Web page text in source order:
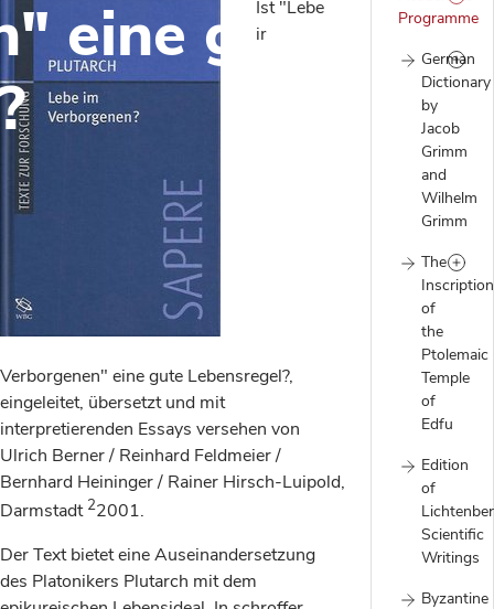
eine gute
Programme
German
Dictionary
by
Jacob
Grimm
and
Wilhelm
Grimm
The
of
the
Ptolemaic
Temple
of
Edfu
Edition
of
Scientific
Writings
Byzantine
Ist "Lebe
im
Verborgenen" eine gute Lebensregel?,
eingeleitet, übersetzt und mit
interpretierenden Essays versehen von
Ulrich Berner / Reinhard Feldmeier /
Bernhard Heininger / Rainer Hirsch-Luipold,
Darmstadt 22001.
Der Text bietet eine Auseinandersetzung
des Platonikers Plutarch mit dem